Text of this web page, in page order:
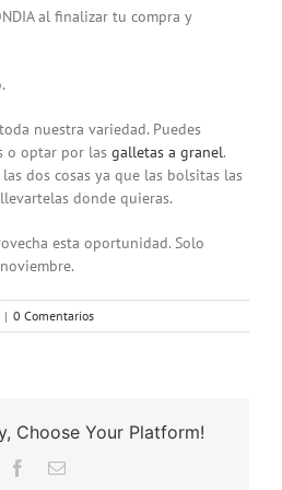
al finalizar tu compra y
nuestra variedad. Puedes
o optar por las galletas a granel.
dos cosas ya que las bolsitas las
donde quieras.
esta oportunidad. Solo
| 0 Comentarios
Choose Your Platform!
FacebookCorreo